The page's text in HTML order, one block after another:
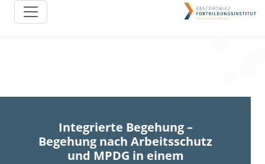
Integrierte Begehung –
Begehung nach Arbeitsschutz
und MPDG in einem